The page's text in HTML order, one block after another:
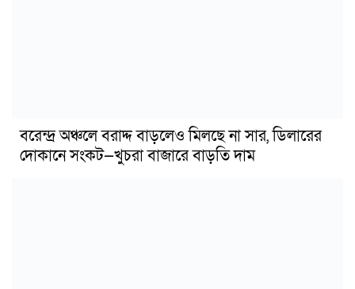
বরেন্দ্র অঞ্চলে বরাদ্দ বাড়লেও মিলছে না সার, ডিলারের
দোকানে সংকট—খুচরা বাজারে বাড়তি দাম